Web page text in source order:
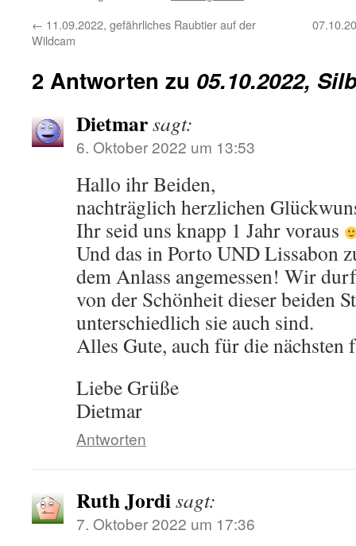
← 11.09.2022, gefährliches Raubtier auf der
Wildcam
2 Antworten zu 05.10.2022,
Dietmarsagt:
6. Oktober 2022 um 13:53
Hallo ihr Beiden,
nachträglich herzlichen
Ihr seid uns knapp 1 Jahr voraus
Und das in Porto UND Lissabon
dem Anlass angemessen! Wir
von der Schönheit dieser beiden
unterschiedlich sie auch sind.
Alles Gute, auch für die
Liebe Grüße
Dietmar
Antworten
Ruth Jordisagt:
7. Oktober 2022 um 17:36